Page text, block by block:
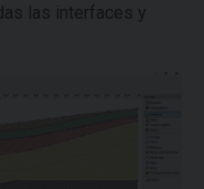
las interfaces y